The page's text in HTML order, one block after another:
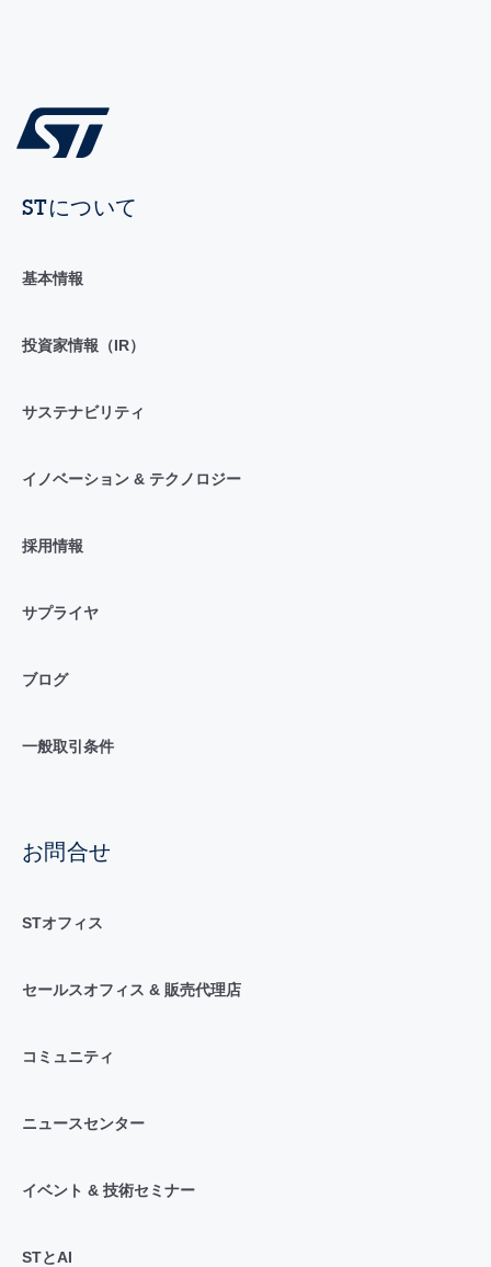
STについて
基本情報
投資家情報（IR）
サステナビリティ
イノベーション & テクノロジー
採用情報
サプライヤ
ブログ
一般取引条件
お問合せ
STオフィス
セールスオフィス & 販売代理店
コミュニティ
ニュースセンター
イベント & 技術セミナー
STとAI